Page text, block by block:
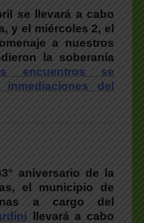
se llevará a cabo
y el miércoles 2, el
a nuestros
la soberanía
encuentros se
del
aniversario de la
, el municipio de
a cargo del
llevará a cabo